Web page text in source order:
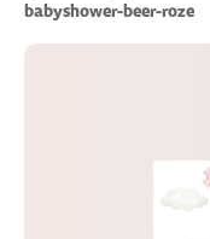
babyshower-beer-roze